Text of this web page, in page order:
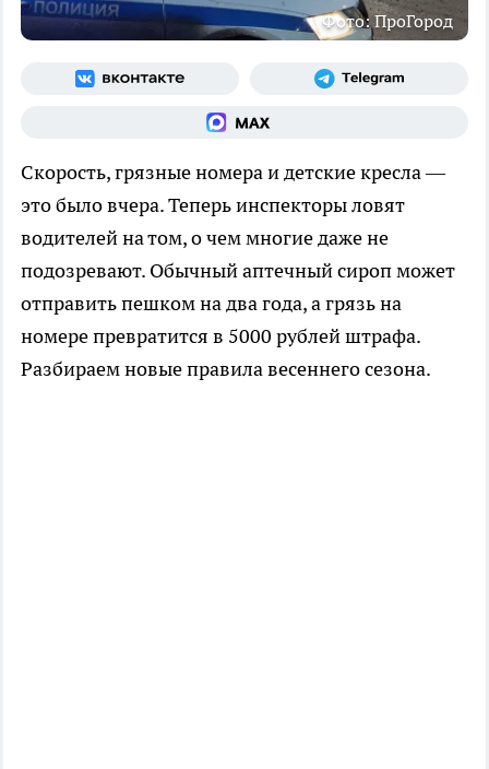
Фото: ПроГород
Скорость, грязные номера и детские кресла —
это было вчера. Теперь инспекторы ловят
водителей на том, о чем многие даже не
подозревают. Обычный аптечный сироп может
отправить пешком на два года, а грязь на
номере превратится в 5000 рублей штрафа.
Разбираем новые правила весеннего сезона.